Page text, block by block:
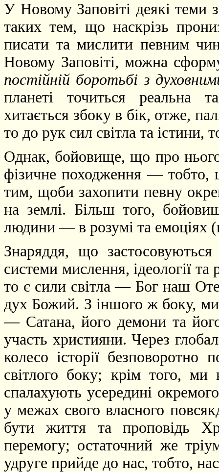
У Новому Заповіті деякі теми
таких тем, що наскрізь
писати та мислити певним
Новому Заповіті, можна
постійній боротьбі з
планеті точиться реальна
хитається збоку в бік, отже,
то до рук сил світла та істини,
Однак, бойовище, що про
фізичне походження — тобто,
тим, щоби захопити певну
на землі. Більш того,
людини — в розумі та емоціях
Знаряддя, що
системи мислення, ідеології
то є сили світла — Бог наш
дух Божий. З іншого ж боку,
— Сатана, його демони та
участь християни. Через
колесо історії безповоротно
світлого боку; крім того,
спалахують усередині
у межах свого власного
бути життя та проповідь
перемогу; остаточний же
удруге прийде до нас, тобто,